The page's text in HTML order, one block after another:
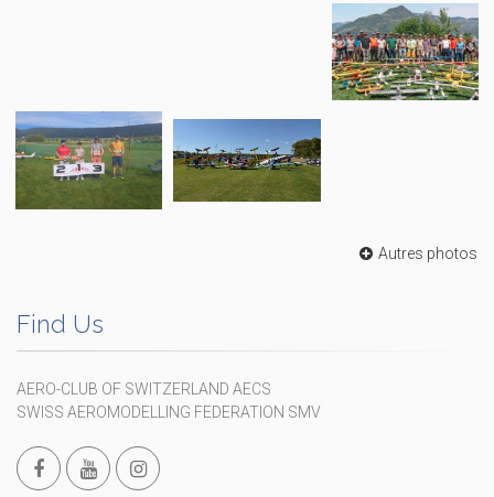
Autres photos
Find Us
AERO-CLUB OF SWITZERLAND AECS
SWISS AEROMODELLING FEDERATION SMV